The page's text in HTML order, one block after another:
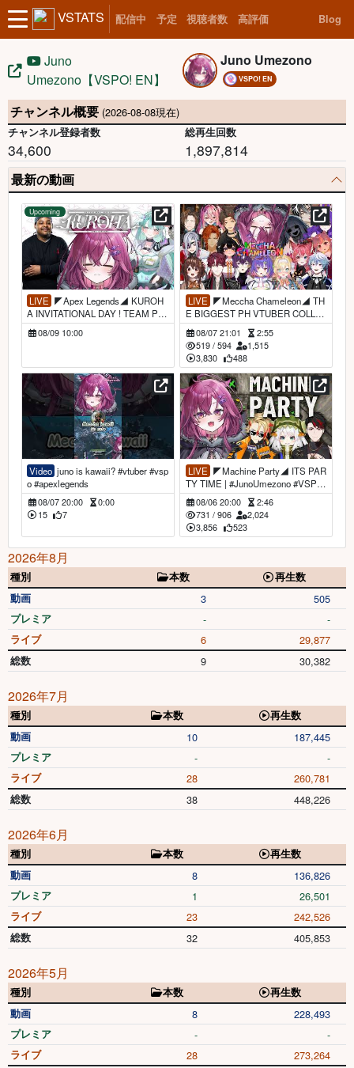
VSTATS 配信中 予定 視聴者数 高評価 Blog
Juno
Umezono【VSPO! EN】
Juno Umezono
VSPO! EN
チャンネル概要 (2026-08-08現在)
チャンネル登録者数
34,600
総再生回数
1,897,814
最新の動画
Upcoming
LIVE
A INVITATIONAL DAY ! TEAM PR
EDAFURS ! | #FurTheWin #JunoU
mezono #VSPOEN
08/09 10:00
LIVE
E BIGGEST PH VTUBER COLLA
B IN HISTORY? | #JunoUmezono #
VSPOEN
08/07 21:01
2:55
519 /594
1,515
3,830
488
Video
o #apexlegends
08/07 20:00
0:00
15
7
LIVE
TY TIME | #JunoUmezono #VSPO
EN08/06 20:00
2:46
731 /906
2,024
3,856
523
2026年8月
種別 本数
再生数
動画
3 505
プレミア - -
ライブ 6 29,877
総数 9 30,382
2026年7月
種別 本数
再生数
動画
10 187,445
プレミア - -
ライブ 28 260,781
総数 38 448,226
2026年6月
種別 本数
再生数
動画
8 136,826
プレミア 1 26,501
ライブ 23 242,526
総数 32 405,853
2026年5月
種別 本数
再生数
動画
8 228,493
プレミア - -
ライブ 28 273,264